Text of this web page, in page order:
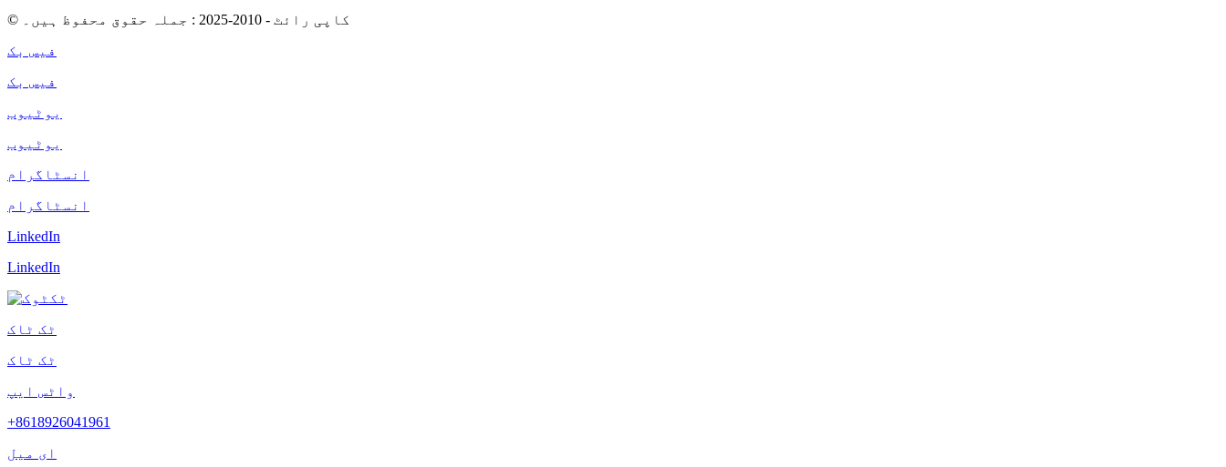
© کاپی رائٹ - 2010-2025 : جملہ حقوق محفوظ ہیں۔
فیس بک
فیس بک
یوٹیوب
یوٹیوب
انسٹاگرام
انسٹاگرام
LinkedIn
LinkedIn
ٹک ٹاک
ٹک ٹاک
واٹس ایپ
+8618926041961
ای میل